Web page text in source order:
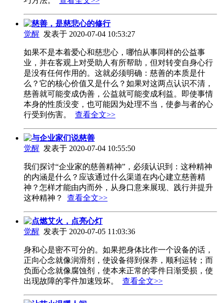
慈善，是慈悲心的修行
觉醒 发表于 2020-07-04 10:53:27
如果不是本着爱心和慈悲心，哪怕从事同样的公益事
业，并在客观上对受助人有所帮助，但对转变自身心行
是没有任何作用的。这就必须明确：慈善的本质是什
么？它的核心价值又是什么？如果对这两点认识不清，
慈善就可能变成伪善，公益就可能变成利益。即使事情
本身的性质没变，也可能因为处理不当，使参与者的心
行受到伤害。 查看全文>>
与企业家们说慈善
觉醒 发表于 2020-07-04 10:55:50
我们探讨“企业家的慈善精神”，必须认识到：这种精神
的内涵是什么？应该通过什么渠道在内心建立慈善精
神？怎样才能由内而外，从身口意来展现、践行并提升
这种精神？ 查看全文>>
点燃艾火，点亮心灯
觉醒 发表于 2020-07-05 11:03:36
身和心是密不可分的。如果把身体比作一个设备的话，
正向心念就像润滑剂，使设备得到保养，顺利运转；而
负面心念就像腐蚀剂，使本来正常的零件日渐受损，使
出现故障的零件加速毁坏。 查看全文>>